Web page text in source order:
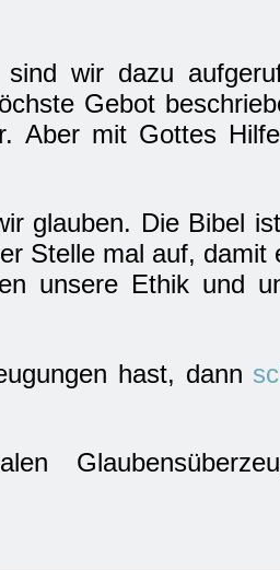
wir dazu
Gebot
Aber mit Gottes
glauben. Die Bibel
Stelle mal auf, damit
unsere Ethik und
hast, dann